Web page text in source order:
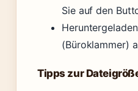
Sie auf den
(Büroklammer)
Tipps zur